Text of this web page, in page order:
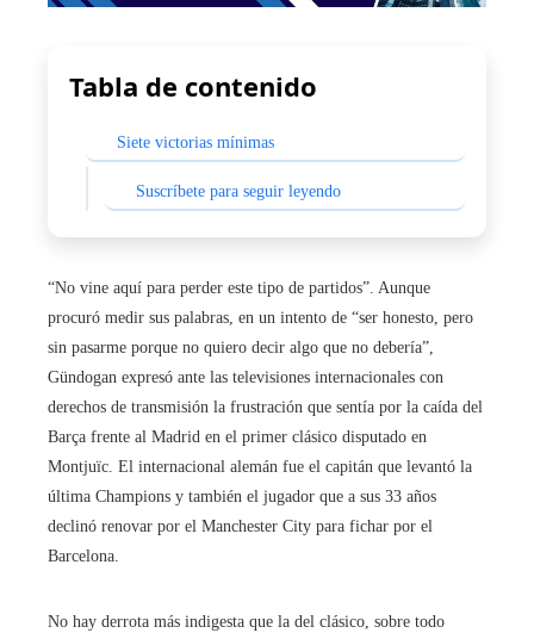
Tabla de contenido
Siete victorias mínimas
Suscríbete para seguir leyendo
“No vine aquí para perder este tipo de partidos”. Aunque
procuró medir sus palabras, en un intento de “ser honesto, pero
sin pasarme porque no quiero decir algo que no debería”,
Gündogan expresó ante las televisiones internacionales con
derechos de transmisión la frustración que sentía por la caída del
Barça frente al Madrid en el primer clásico disputado en
Montjuïc. El internacional alemán fue el capitán que levantó la
última Champions y también el jugador que a sus 33 años
declinó renovar por el Manchester City para fichar por el
Barcelona.
No hay derrota más indigesta que la del clásico, sobre todo